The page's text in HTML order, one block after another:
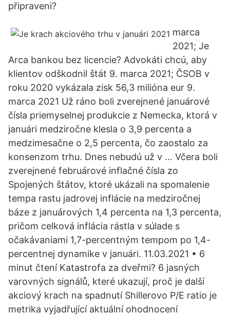
připraveni?
marca
2021; Je
Arca bankou bez licencie? Advokáti chcú, aby
klientov odškodnil štát 9. marca 2021; ČSOB v
roku 2020 vykázala zisk 56,3 milióna eur 9.
marca 2021 Už ráno boli zverejnené januárové
čísla priemyselnej produkcie z Nemecka, ktorá v
januári medziročne klesla o 3,9 percenta a
medzimesačne o 2,5 percenta, čo zaostalo za
konsenzom trhu. Dnes nebudú už v … Včera boli
zverejnené februárové inflačné čísla zo
Spojených štátov, ktoré ukázali na spomalenie
tempa rastu jadrovej inflácie na medziročnej
báze z januárových 1,4 percenta na 1,3 percenta,
pričom celková inflácia rástla v súlade s
očakávaniami 1,7-percentným tempom po 1,4-
percentnej dynamike v januári. 11.03.2021 • 6
minut čtení Katastrofa za dveřmi? 6 jasných
varovných signálů, které ukazují, proč je další
akciový krach na spadnutí Shillerovo P/E ratio je
metrika vyjadřující aktuální ohodnocení